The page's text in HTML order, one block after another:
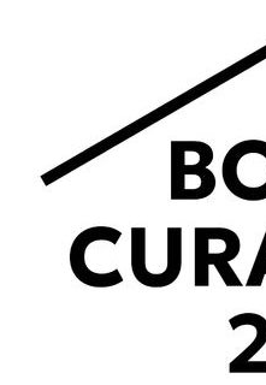
최고 35도' 무더위, 열대야 계속[다
논란 사과…쇄신의 기회로 삼겠다"
' 축구협회 "실망과 걱정 안겨드려 죄
안 최대 150㎜ 비
0.6% 나스닥 1.3%↑